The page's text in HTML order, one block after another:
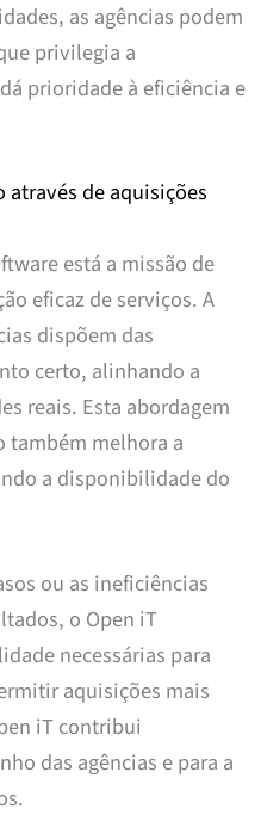
as agências podem
privilegia a
prioridade à eficiência e
de aquisições
está a missão de
eficaz de serviços. A
dispõem das
certo, alinhando a
reais. Esta abordagem
também melhora a
a disponibilidade do
ou as ineficiências
o Open iT
necessárias para
aquisições mais
iT contribui
das agências e para a